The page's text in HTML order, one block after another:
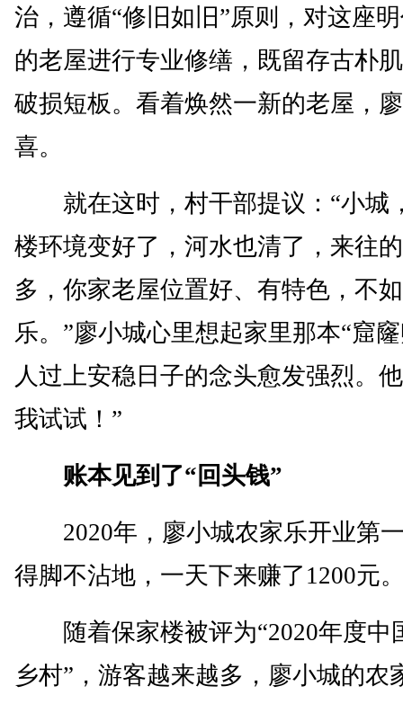
治，遵循“修旧如旧”原则，对这座
的老屋进行专业修缮，既留存古朴
破损短板。看着焕然一新的老屋，
喜。
就在这时，村干部提议：“小城
楼环境变好了，河水也清了，来往
多，你家老屋位置好、有特色，不
乐。”廖小城心里想起家里那本“窟
人过上安稳日子的念头愈发强烈。
我试试！”
账本见到了“回头钱”
2020年，廖小城农家乐开业第
得脚不沾地，一天下来赚了1200元
随着保家楼被评为“2020年度中
乡村”，游客越来越多，廖小城的农